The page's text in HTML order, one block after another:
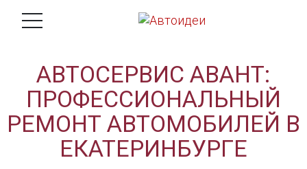
АВТОСЕРВИС АВАНТ:
ПРОФЕССИОНАЛЬНЫЙ
РЕМОНТ АВТОМОБИЛЕЙ В
ЕКАТЕРИНБУРГЕ